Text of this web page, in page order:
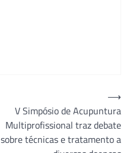
V Simpósio de Acupuntura
Multiprofissional traz debate
sobre técnicas e tratamento a
⟶